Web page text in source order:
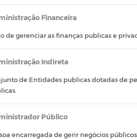
Financeira
de gerenciar as finanças publicas e
Indireta
de Entidades publicas dotadas de
Público
encarregada de gerir negócios